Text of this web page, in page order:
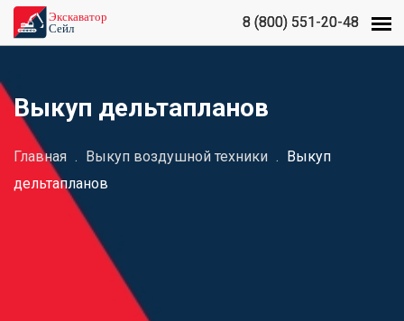
8 (800) 551-20-48
8 (800) 551-20-48
Выкуп дельтапланов
Главная . Выкуп воздушной техники . Выкуп
дельтапланов